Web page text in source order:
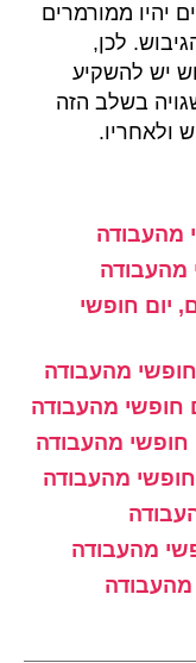
יהיו ממורמרים
לכן,
יש להשקיע
בשלב הזה
ולאחריו.
מהעבודה
מהעבודה
יום חופשי
חופשי מהעבודה
חופשי מהעבודה
חופשי מהעבודה
חופשי מהעבודה
מהעבודה
מהעבודה